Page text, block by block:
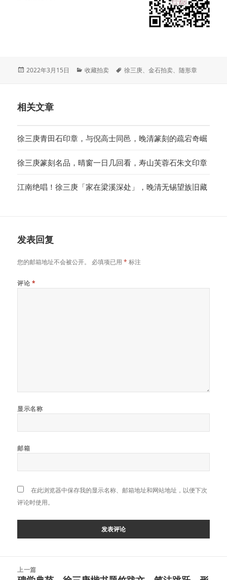
发
2022年3月15日
分
收藏拍卖
标
徐三庚、金石拍卖、随形章
相关文章
徐三庚青田石印章，与倪高士同邑，晚清篆刻的疏宕奇崛
徐三庚篆刻名品，晴窗一日几回看，寿山芙蓉石朱文印章
江南绝唱！徐三庚「家在梁溪深处」，晚清无锡望族旧藏
发表回复
您的邮箱地址不会被公开。 必填项已用* 标注
评论 *
显示名称
邮箱
在此浏览器中保存我的显示名称、邮箱地址和网站地址，以便下次
评论时使用。
上一篇